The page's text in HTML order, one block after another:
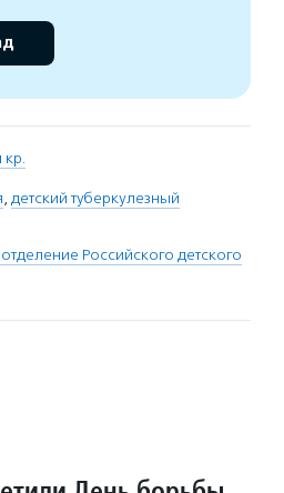
кр.
, детский туберкулезный
Российского детского